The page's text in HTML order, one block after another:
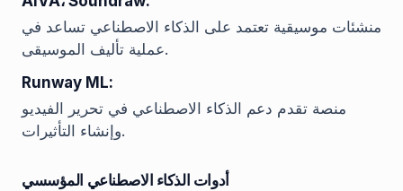
منشئات موسيقية تعتمد على الذكاء الاصطناعي تساعد في
عملية تأليف الموسيقى.
Runway ML:
منصة تقدم دعم الذكاء الاصطناعي في تحرير الفيديو
وإنشاء التأثيرات.
أدوات الذكاء الاصطناعي المؤسسي